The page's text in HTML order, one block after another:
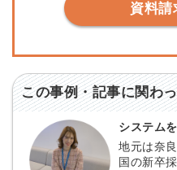
資料請
この事例・記事に関わ
システム
地元は奈
国の新卒